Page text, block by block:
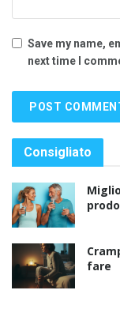
Save my name,
next time I
Consigliato
fare